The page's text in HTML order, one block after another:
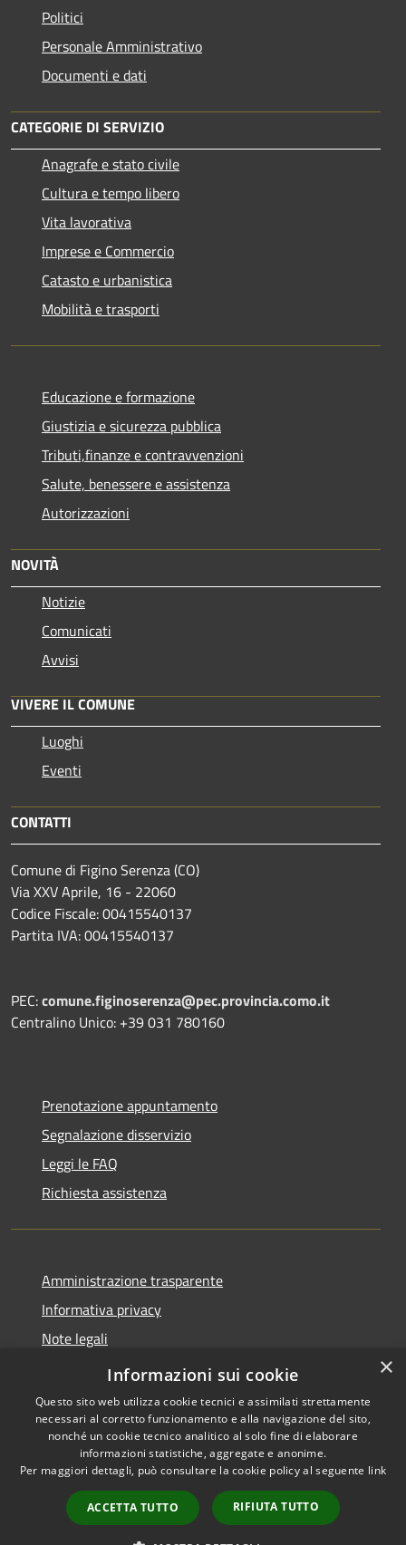
Politici
Personale Amministrativo
Documenti e dati
CATEGORIE DI SERVIZIO
Anagrafe e stato civile
Cultura e tempo libero
Vita lavorativa
Imprese e Commercio
Catasto e urbanistica
Mobilità e trasporti
Educazione e formazione
Giustizia e sicurezza pubblica
Tributi,finanze e contravvenzioni
Salute, benessere e assistenza
Autorizzazioni
NOVITÀ
Notizie
Comunicati
Avvisi
VIVERE IL COMUNE
Luoghi
Eventi
CONTATTI
Comune di Figino Serenza (CO)
Via XXV Aprile, 16 - 22060
Codice Fiscale: 00415540137
Partita IVA: 00415540137
PEC:comune.figinoserenza@pec.provincia.como.it
Centralino Unico: +39 031 780160
Prenotazione appuntamento
Segnalazione disservizio
Leggi le FAQ
Richiesta assistenza
Amministrazione trasparente
Informativa privacy
Note legali
Dichiarazione di accessibilità
Accessibilità
Copyright © 2026 • Comune di
Figino Serenza • Powered by
Municipium•
Accesso
redazione
×
Informazioni sui cookie
Questo sito web utilizza cookie tecnici e assimilati strettamente
necessari al corretto funzionamento e alla navigazione del sito,
nonché un cookie tecnico analitico al solo fine di elaborare
informazioni statistiche, aggregate e anonime.
Per maggiori dettagli, può consultare la cookie policy al seguente link
ACCETTA TUTTO RIFIUTA TUTTO